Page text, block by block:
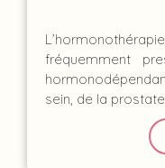
fréquemment
sein, de la